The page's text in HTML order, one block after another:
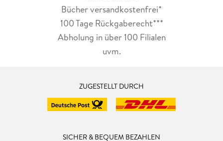
Bücher versandkostenfrei*
100 Tage Rückgaberecht***
Abholung in über 100 Filialen
uvm.
ZUGESTELLT DURCH
SICHER & BEQUEM BEZAHLEN